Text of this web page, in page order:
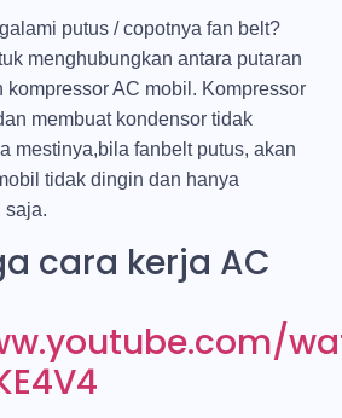
putus / copotnya fan belt?
menghubungkan antara putaran
kompressor AC mobil. Kompressor
membuat kondensor tidak
mestinya,bila fanbelt putus, akan
tidak dingin dan hanya
saja.
cara kerja AC